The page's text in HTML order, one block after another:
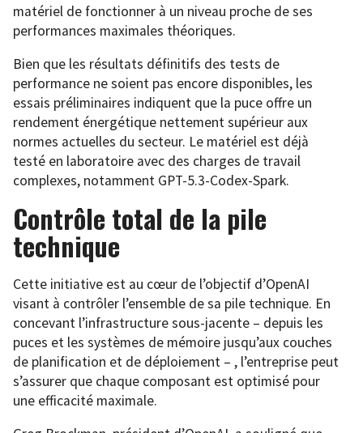
matériel de fonctionner à un niveau proche de ses
performances maximales théoriques.
Bien que les résultats définitifs des tests de
performance ne soient pas encore disponibles, les
essais préliminaires indiquent que la puce offre un
rendement énergétique nettement supérieur aux
normes actuelles du secteur. Le matériel est déjà
testé en laboratoire avec des charges de travail
complexes, notamment GPT-5.3-Codex-Spark.
Contrôle total de la pile
technique
Cette initiative est au cœur de l’objectif d’OpenAI
visant à contrôler l’ensemble de sa pile technique. En
concevant l’infrastructure sous-jacente – depuis les
puces et les systèmes de mémoire jusqu’aux couches
de planification et de déploiement – , l’entreprise peut
s’assurer que chaque composant est optimisé pour
une efficacité maximale.